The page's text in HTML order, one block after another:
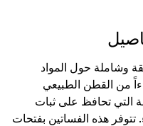
وشاملة حول المواد
من القطن الطبيعي
التي تحافظ على ثبات
هذه الفساتين بفتحات